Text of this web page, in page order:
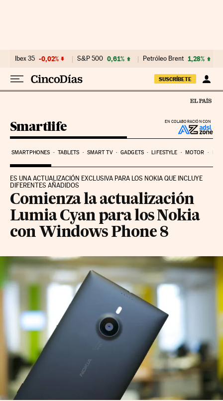
Ibex 35 -0,02% S&P 500 0,61% Petróleo Brent 1,28%
SUSCRÍBETE
EN COLABORACIÓN CON
Smartlife
SMARTPHONES TABLETS SMART TV GADGETS LIFESTYLE MOTOR
ES UNA ACTUALIZACIÓN EXCLUSIVA PARA LOS NOKIA QUE INCLUYE
DIFERENTES AÑADIDOS
Comienza la actualización
Lumia Cyan para los Nokia
con Windows Phone 8